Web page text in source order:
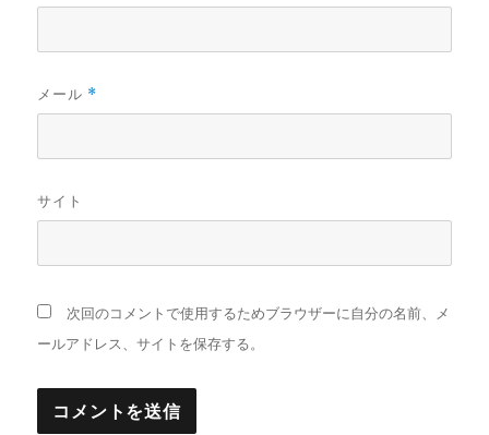
メール *
サイト
次回のコメントで使用するためブラウザーに自分の名前、メ
ールアドレス、サイトを保存する。